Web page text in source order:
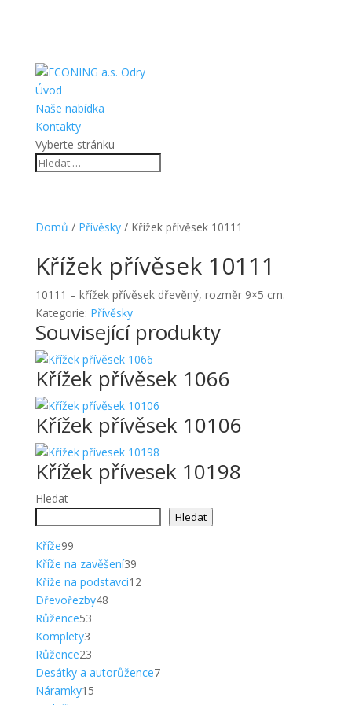
Úvod
Naše nabídka
Kontakty
Vyberte stránku
Domů / Přívěsky/ Křížek přívěsek 10111
Křížek přívěsek 10111
10111 – křížek přívěsek dřevěný, rozměr 9×5 cm.
Kategorie: Přívěsky
Související produkty
Křížek přívěsek 1066
Křížek přívěsek 10106
Křížek přívesek 10198
Hledat
Hledat
Kříže9999
produktů
Kříže na zavěšení3939
produktů
Kříže na podstavci1212
Dřevořezby4848
Růžence5353
Komplety33
produkty
Růžence2323
produktů
Desátky a autorůžence77
Náramky1515